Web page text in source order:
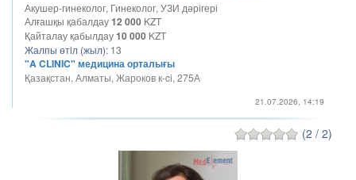
Акушер-гинеколог, Гинеколог, УЗИ дәрігері
Алғашқы қабалдау12 000 KZT
Қайталау қабылдау10 000 KZT
Жалпы өтіл (жыл): 13
"A CLINIC" медицина орталығы
Қазақстан, Алматы, Жароков к-ci, 275А
21.07.2026, 14:19
(2 / 2)